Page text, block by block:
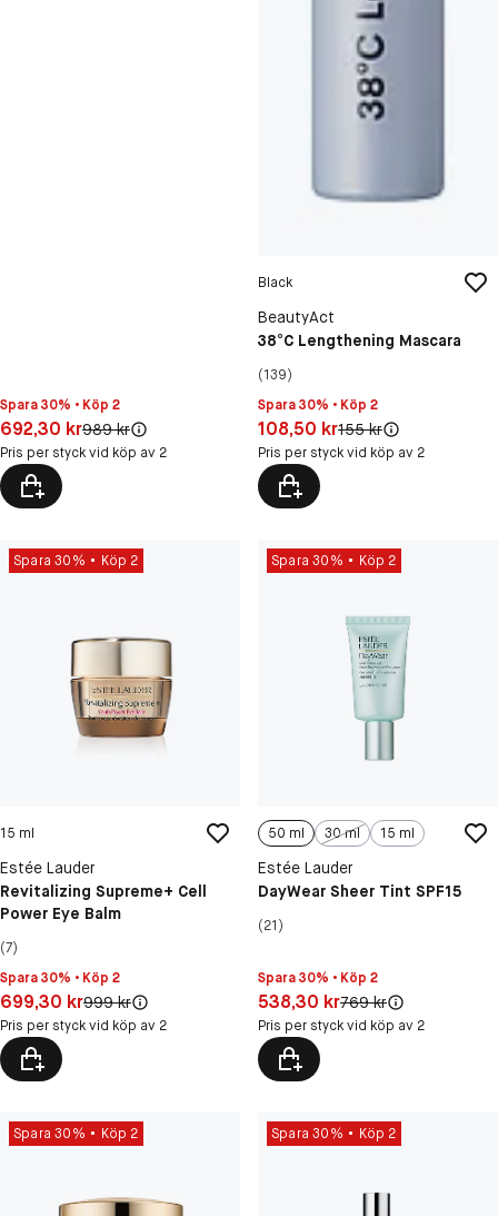
Spara 30% • Köp 2
Pris: 692,30 kr
692,30 krOriginal pris:
989 kr
Pris per styck vid köp av 2
Black
BeautyAct
38°C Lengthening Mascara
(139)
Spara 30% • Köp 2
Pris: 108,50 kr
108,50 krOriginal pris:
155 kr
Pris per styck vid köp av 2
Spara 30% Köp 2
15 ml
Estée Lauder
Revitalizing Supreme+ Cell
Power Eye Balm
(7)
Spara 30% • Köp 2
Pris: 699,30 kr
699,30 krOriginal pris:
999 kr
Pris per styck vid köp av 2
Spara 30% Köp 2
50 ml 30 ml 15 ml
Estée Lauder
DayWear Sheer Tint SPF15
(21)
Spara 30% • Köp 2
Pris: 538,30 kr
538,30 krOriginal pris:
769 kr
Pris per styck vid köp av 2
Spara 30% Köp 2 Spara 30% Köp 2